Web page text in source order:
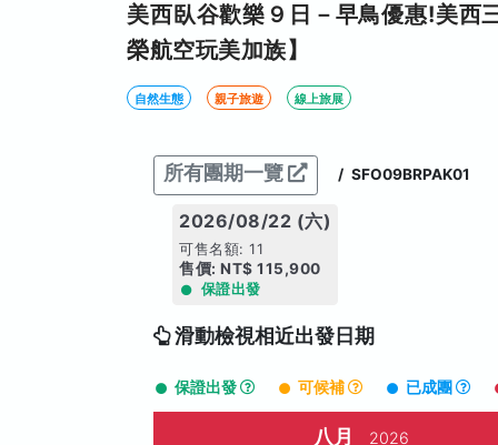
美西臥谷歡樂９日－早鳥優惠!美西
榮航空玩美加族】
自然生態 親子旅遊 線上旅展
所有團期一覽 / SFO09BRPAK01
2026/08/22 (六)
可售名額: 11
售價: NT$ 115,900
保證出發
滑動檢視相近出發日期
保證出發 可候補 已成團
八月 2026